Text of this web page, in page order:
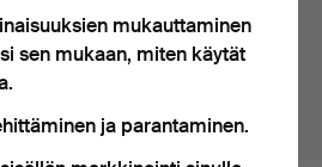
mukauttaminen
sen mukaan, miten käytät
ja parantaminen.